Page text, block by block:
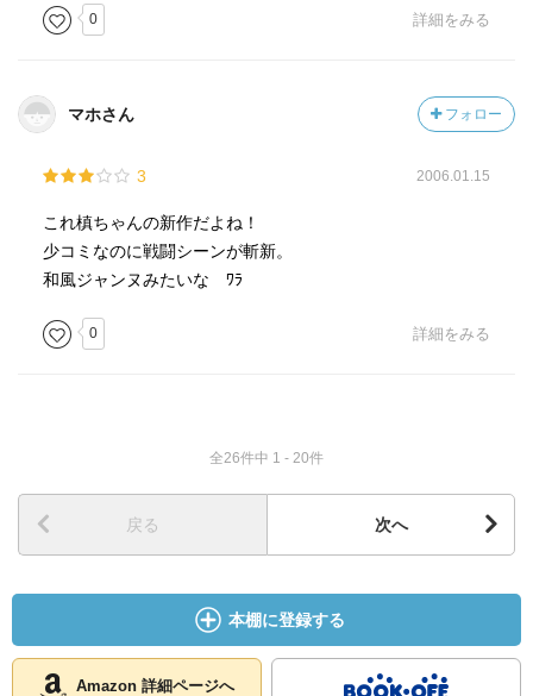
0 詳細をみる
マホさん フォロー
3 2006.01.15
これ槙ちゃんの新作だよね！
少コミなのに戦闘シーンが斬新。
和風ジャンヌみたいな ﾜﾗ
0 詳細をみる
全26件中 1 - 20件
戻る 次へ
本棚に登録する
Amazon 詳細ページへ